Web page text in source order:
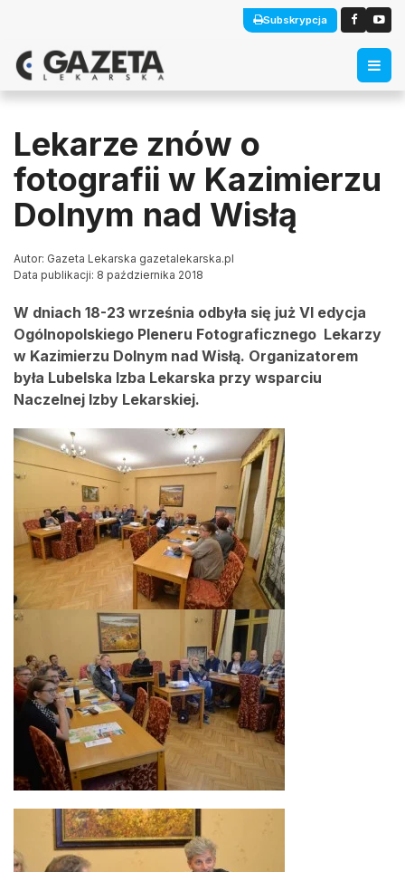
Subskrypcja
Lekarze znów o
fotografii w Kazimierzu
Dolnym nad Wisłą
Autor: Gazeta Lekarska gazetalekarska.pl
Data publikacji: 8 października 2018
W dniach 18-23 września odbyła się już VI edycja
Ogólnopolskiego Pleneru Fotograficznego Lekarzy
w Kazimierzu Dolnym nad Wisłą. Organizatorem
była Lubelska Izba Lekarska przy wsparciu
Naczelnej Izby Lekarskiej.